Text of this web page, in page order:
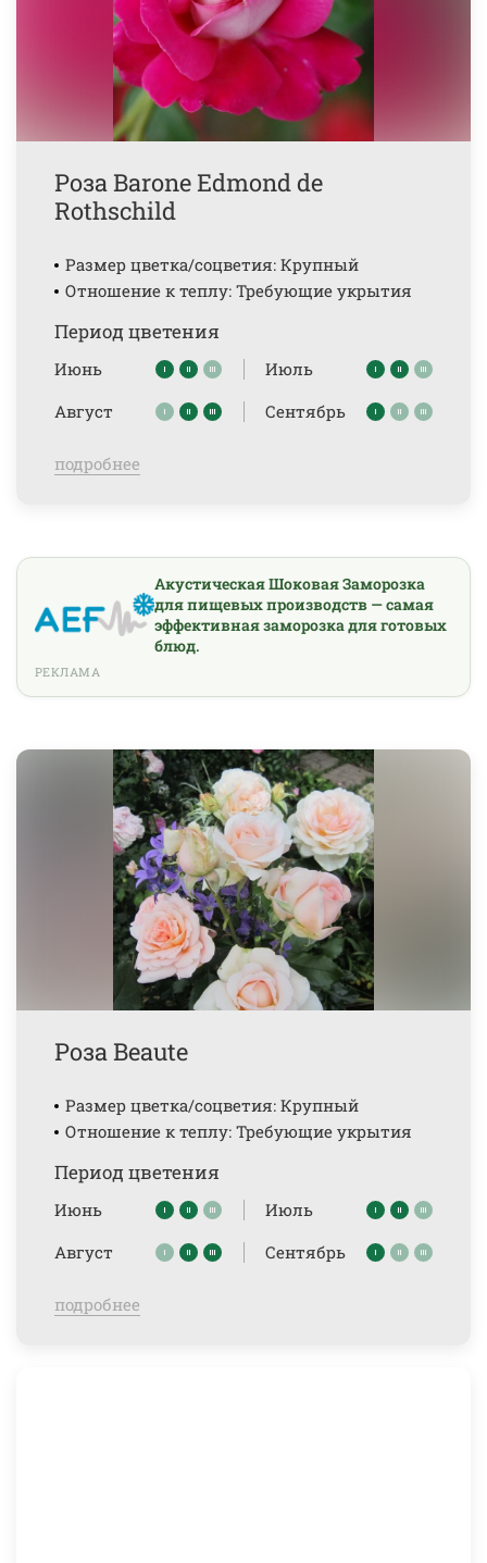
Роза Barone Edmond de
Rothschild
Размер цветка/соцветия: Крупный
Отношение к теплу: Требующие укрытия
Период цветения
Июнь
Июль
Август
Сентябрь
подробнее
Акустическая Шоковая Заморозка
для пищевых производств — самая
эффективная заморозка для готовых
блюд.
РЕКЛАМА
Роза Beaute
Размер цветка/соцветия: Крупный
Отношение к теплу: Требующие укрытия
Период цветения
Июнь
Июль
Август
Сентябрь
подробнее